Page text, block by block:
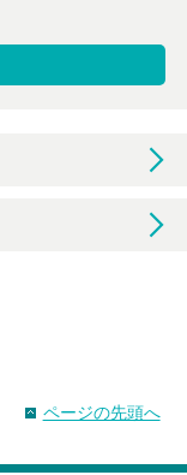
ページの先頭へ